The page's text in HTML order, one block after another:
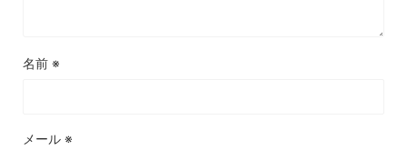
名前 ※
メール ※